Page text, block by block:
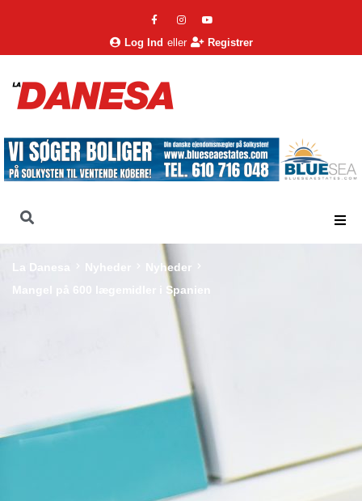
Log Ind eller Registrer
La Danesa
Nyheder
Mangel på 600 lægemidler i Spanien